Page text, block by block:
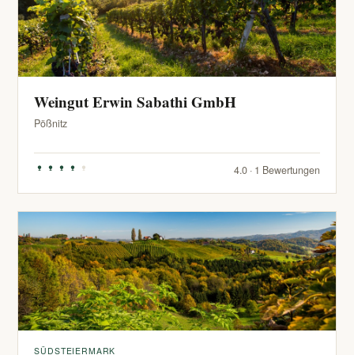
Weingut Erwin Sabathi GmbH
Pößnitz
4.0 · 1 Bewertungen
SÜDSTEIERMARK